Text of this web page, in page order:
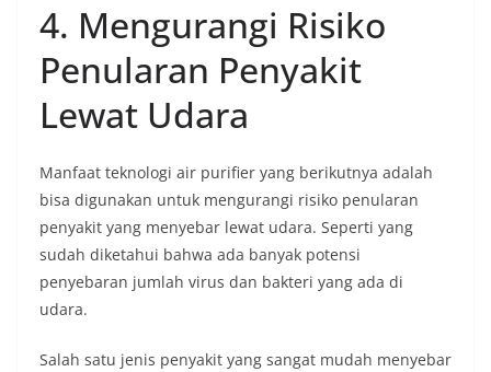
4. Mengurangi Risiko
Penularan Penyakit
Lewat Udara
Manfaat teknologi air purifier yang berikutnya adalah
bisa digunakan untuk mengurangi risiko penularan
penyakit yang menyebar lewat udara. Seperti yang
sudah diketahui bahwa ada banyak potensi
penyebaran jumlah virus dan bakteri yang ada di
udara.
Salah satu jenis penyakit yang sangat mudah menyebar